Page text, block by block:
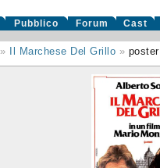
Pubblico Forum Cast
» Il Marchese Del Grillo » poster